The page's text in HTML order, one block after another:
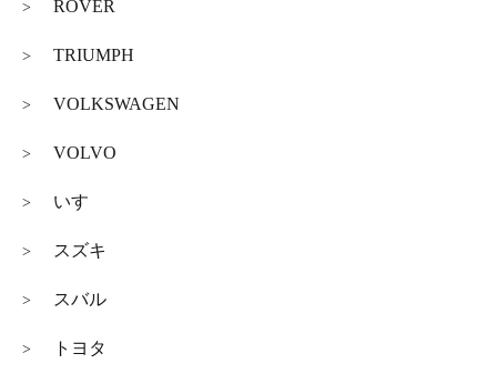
> ROVER
> TRIUMPH
> VOLKSWAGEN
> VOLVO
> いすゞ
> スズキ
> スバル
> トヨタ